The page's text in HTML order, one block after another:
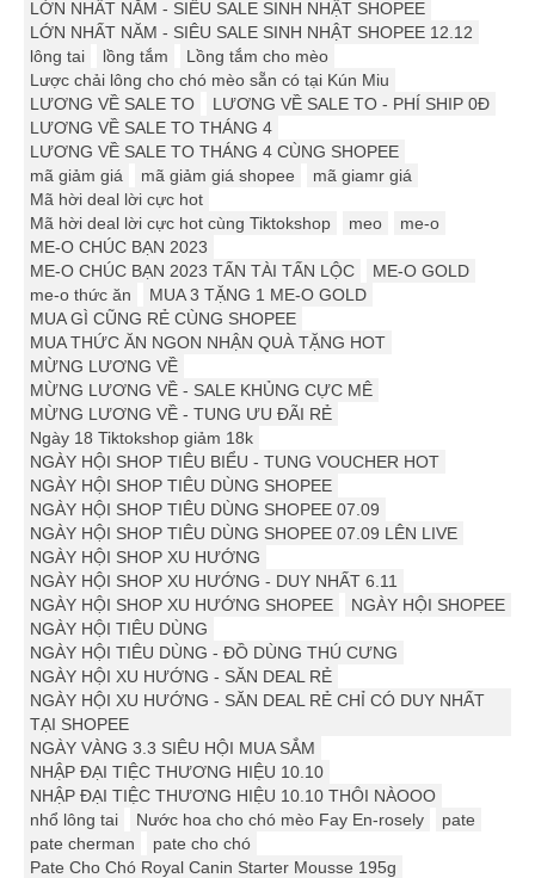
LỚN NHẤT NĂM - SIÊU SALE SINH NHẬT SHOPEE
LỚN NHẤT NĂM - SIÊU SALE SINH NHẬT SHOPEE 12.12
lông tai
lồng tắm
Lồng tắm cho mèo
Lược chải lông cho chó mèo sẵn có tại Kún Miu
LƯƠNG VỀ SALE TO
LƯƠNG VỀ SALE TO - PHÍ SHIP 0Đ
LƯƠNG VỀ SALE TO THÁNG 4
LƯƠNG VỀ SALE TO THÁNG 4 CÙNG SHOPEE
mã giảm giá
mã giảm giá shopee
mã giamr giá
Mã hời deal lời cực hot
Mã hời deal lời cực hot cùng Tiktokshop
meo
me-o
ME-O CHÚC BẠN 2023
ME-O CHÚC BẠN 2023 TẤN TÀI TẤN LỘC
ME-O GOLD
me-o thức ăn
MUA 3 TẶNG 1 ME-O GOLD
MUA GÌ CŨNG RẺ CÙNG SHOPEE
MUA THỨC ĂN NGON NHẬN QUÀ TẶNG HOT
MỪNG LƯƠNG VỀ
MỪNG LƯƠNG VỀ - SALE KHỦNG CỰC MÊ
MỪNG LƯƠNG VỀ - TUNG ƯU ĐÃI RẺ
Ngày 18 Tiktokshop giảm 18k
NGÀY HỘI SHOP TIÊU BIỂU - TUNG VOUCHER HOT
NGÀY HỘI SHOP TIÊU DÙNG SHOPEE
NGÀY HỘI SHOP TIÊU DÙNG SHOPEE 07.09
NGÀY HỘI SHOP TIÊU DÙNG SHOPEE 07.09 LÊN LIVE
NGÀY HỘI SHOP XU HƯỚNG
NGÀY HỘI SHOP XU HƯỚNG - DUY NHẤT 6.11
NGÀY HỘI SHOP XU HƯỚNG SHOPEE
NGÀY HỘI SHOPEE
NGÀY HỘI TIÊU DÙNG
NGÀY HỘI TIÊU DÙNG - ĐỒ DÙNG THÚ CƯNG
NGÀY HỘI XU HƯỚNG - SĂN DEAL RẺ
NGÀY HỘI XU HƯỚNG - SĂN DEAL RẺ CHỈ CÓ DUY NHẤT
TẠI SHOPEE
NGÀY VÀNG 3.3 SIÊU HỘI MUA SẮM
NHẬP ĐẠI TIỆC THƯƠNG HIỆU 10.10
NHẬP ĐẠI TIỆC THƯƠNG HIỆU 10.10 THÔI NÀOOO
nhổ lông tai
Nước hoa cho chó mèo Fay En-rosely
pate
pate cherman
pate cho chó
Pate Cho Chó Royal Canin Starter Mousse 195g